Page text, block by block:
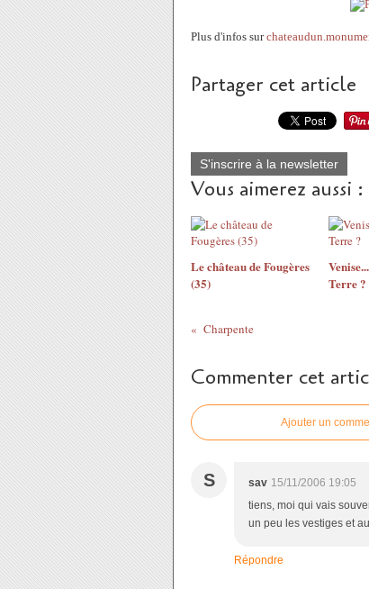
Plus d'infos sur
Partager cet article
S'inscrire à la newsletter
Vous aimerez aussi :
Le château de Fougères
(35)
Terre ?
Charpente
Commenter cet
Ajouter un
S sav 15/11/2006 19:05
tiens, moi qui vais
un peu les vestiges et
Répondre